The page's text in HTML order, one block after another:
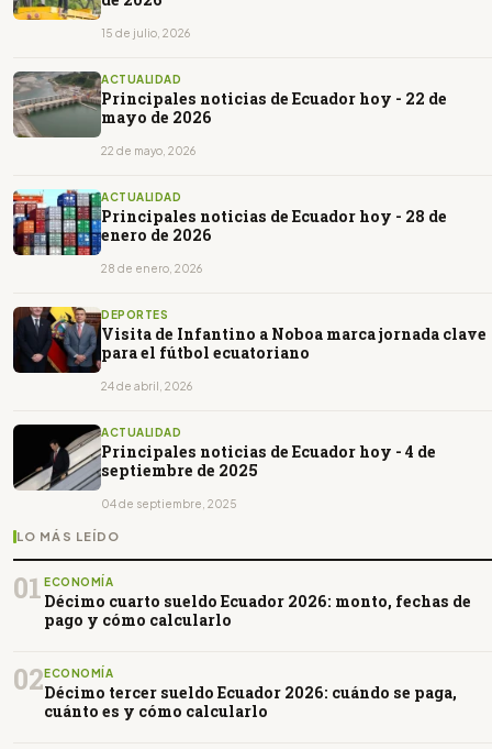
15 de julio, 2026
ACTUALIDAD
Principales noticias de Ecuador hoy - 22 de
mayo de 2026
22 de mayo, 2026
ACTUALIDAD
Principales noticias de Ecuador hoy - 28 de
enero de 2026
28 de enero, 2026
DEPORTES
Visita de Infantino a Noboa marca jornada clave
para el fútbol ecuatoriano
24 de abril, 2026
ACTUALIDAD
Principales noticias de Ecuador hoy - 4 de
septiembre de 2025
04 de septiembre, 2025
LO MÁS LEÍDO
01 ECONOMÍA
Décimo cuarto sueldo Ecuador 2026: monto, fechas de
pago y cómo calcularlo
02ECONOMÍA
Décimo tercer sueldo Ecuador 2026: cuándo se paga,
cuánto es y cómo calcularlo